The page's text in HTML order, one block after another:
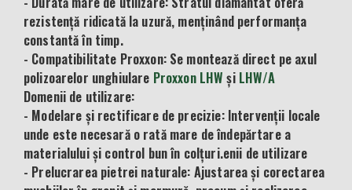
rezistență ridicată la uzură, menținând performanța
constantă în timp.
- Compatibilitate Proxxon: Se montează direct pe axul
polizoarelor unghiulare Proxxon LHW și LHW/A
Domenii de utilizare:
- Modelare și rectificare de precizie: Intervenții locale
unde este necesară o rată mare de îndepărtare a
materialului și control bun în colțuri.enii de utilizare
- Prelucrarea pietrei naturale: Ajustarea și corectarea